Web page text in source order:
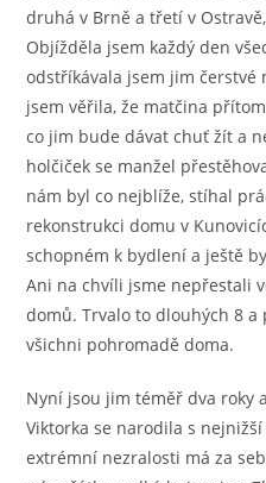
druhá v Brně a třetí v
Objížděla jsem každý den
odstříkávala jsem jim čerstvé
jsem věřila, že matčina
co jim bude dávat chuť žít a
holčiček se manžel
nám byl co nejblíže, stíhal
rekonstrukci domu v
schopném k bydlení a ještě
Ani na chvíli jsme nepřestali
domů. Trvalo to dlouhých 8 a
všichni pohromadě doma.
Nyní jsou jim téměř dva roky
Viktorka se narodila s
extrémní nezralosti má za